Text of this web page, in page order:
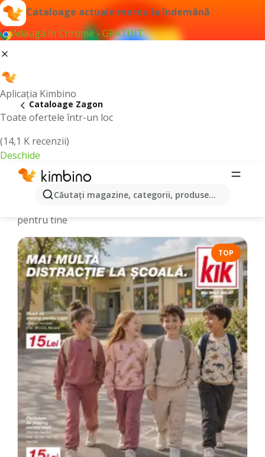
Cataloage actuale mereu la îndemână
Adaugă în Chrome - GRATUIT
Aplicația Kimbino
Toate ofertele într-un loc
(14,1 K recenzii)
Deschide
Căutaţi magazine, categorii, produse...
Cataloage Zagon
Cataloage și Oferte online - Zagon
pentru tine
TOP